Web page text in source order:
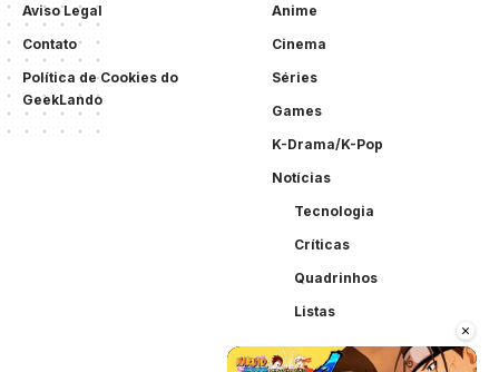
×
Aviso Legal
Contato
Política de Cookies do
GeekLando
Anime
Cinema
Séries
Games
K-Drama/K-Pop
Notícias
Tecnologia
Críticas
Quadrinhos
Listas